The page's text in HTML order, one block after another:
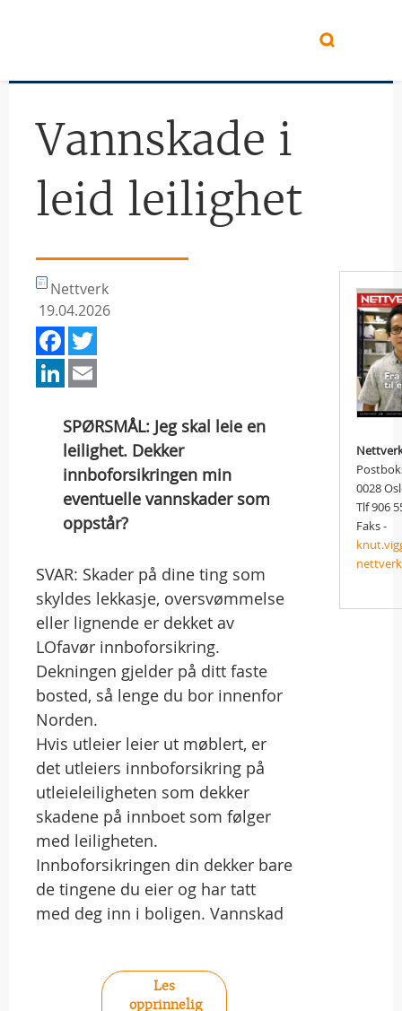
Vannskade i
leid leilighet
Nettverk
19.04.2026
Facebook
LinkedIn
SPØRSMÅL: Jeg skal leie en
leilighet. Dekker
innboforsikringen min
eventuelle vannskader som
oppstår?
SVAR: Skader på dine ting som
skyldes lekkasje, oversvømmelse
eller lignende er dekket av
LOfavør innboforsikring.
Dekningen gjelder på ditt faste
bosted, så lenge du bor innenfor
Norden.
Hvis utleier leier ut møblert, er
det utleiers innboforsikring på
utleieleiligheten som dekker
skadene på innboet som følger
med leiligheten.
Innboforsikringen din dekker bare
de tingene du eier og har tatt
med deg inn i boligen. Vannskad
Les
opprinnelig
0028
Tlf 906
Faks -